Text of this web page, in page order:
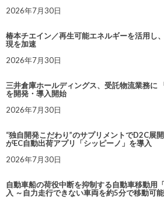
2026年7月30日
椿本チエイン／再生可能エネルギーを活用し
現を加速
2026年7月30日
三井倉庫ホールディングス、受託物流業務に
を開発・導入開始
2026年7月30日
“独自開発こだわり”のサプリメントでD2C展
がEC自動出荷アプリ「シッピーノ」を導入
2026年7月30日
自動車船の荷役中断を抑制する自動車移動用
入 ～自力走行できない車両を約5分で移動可